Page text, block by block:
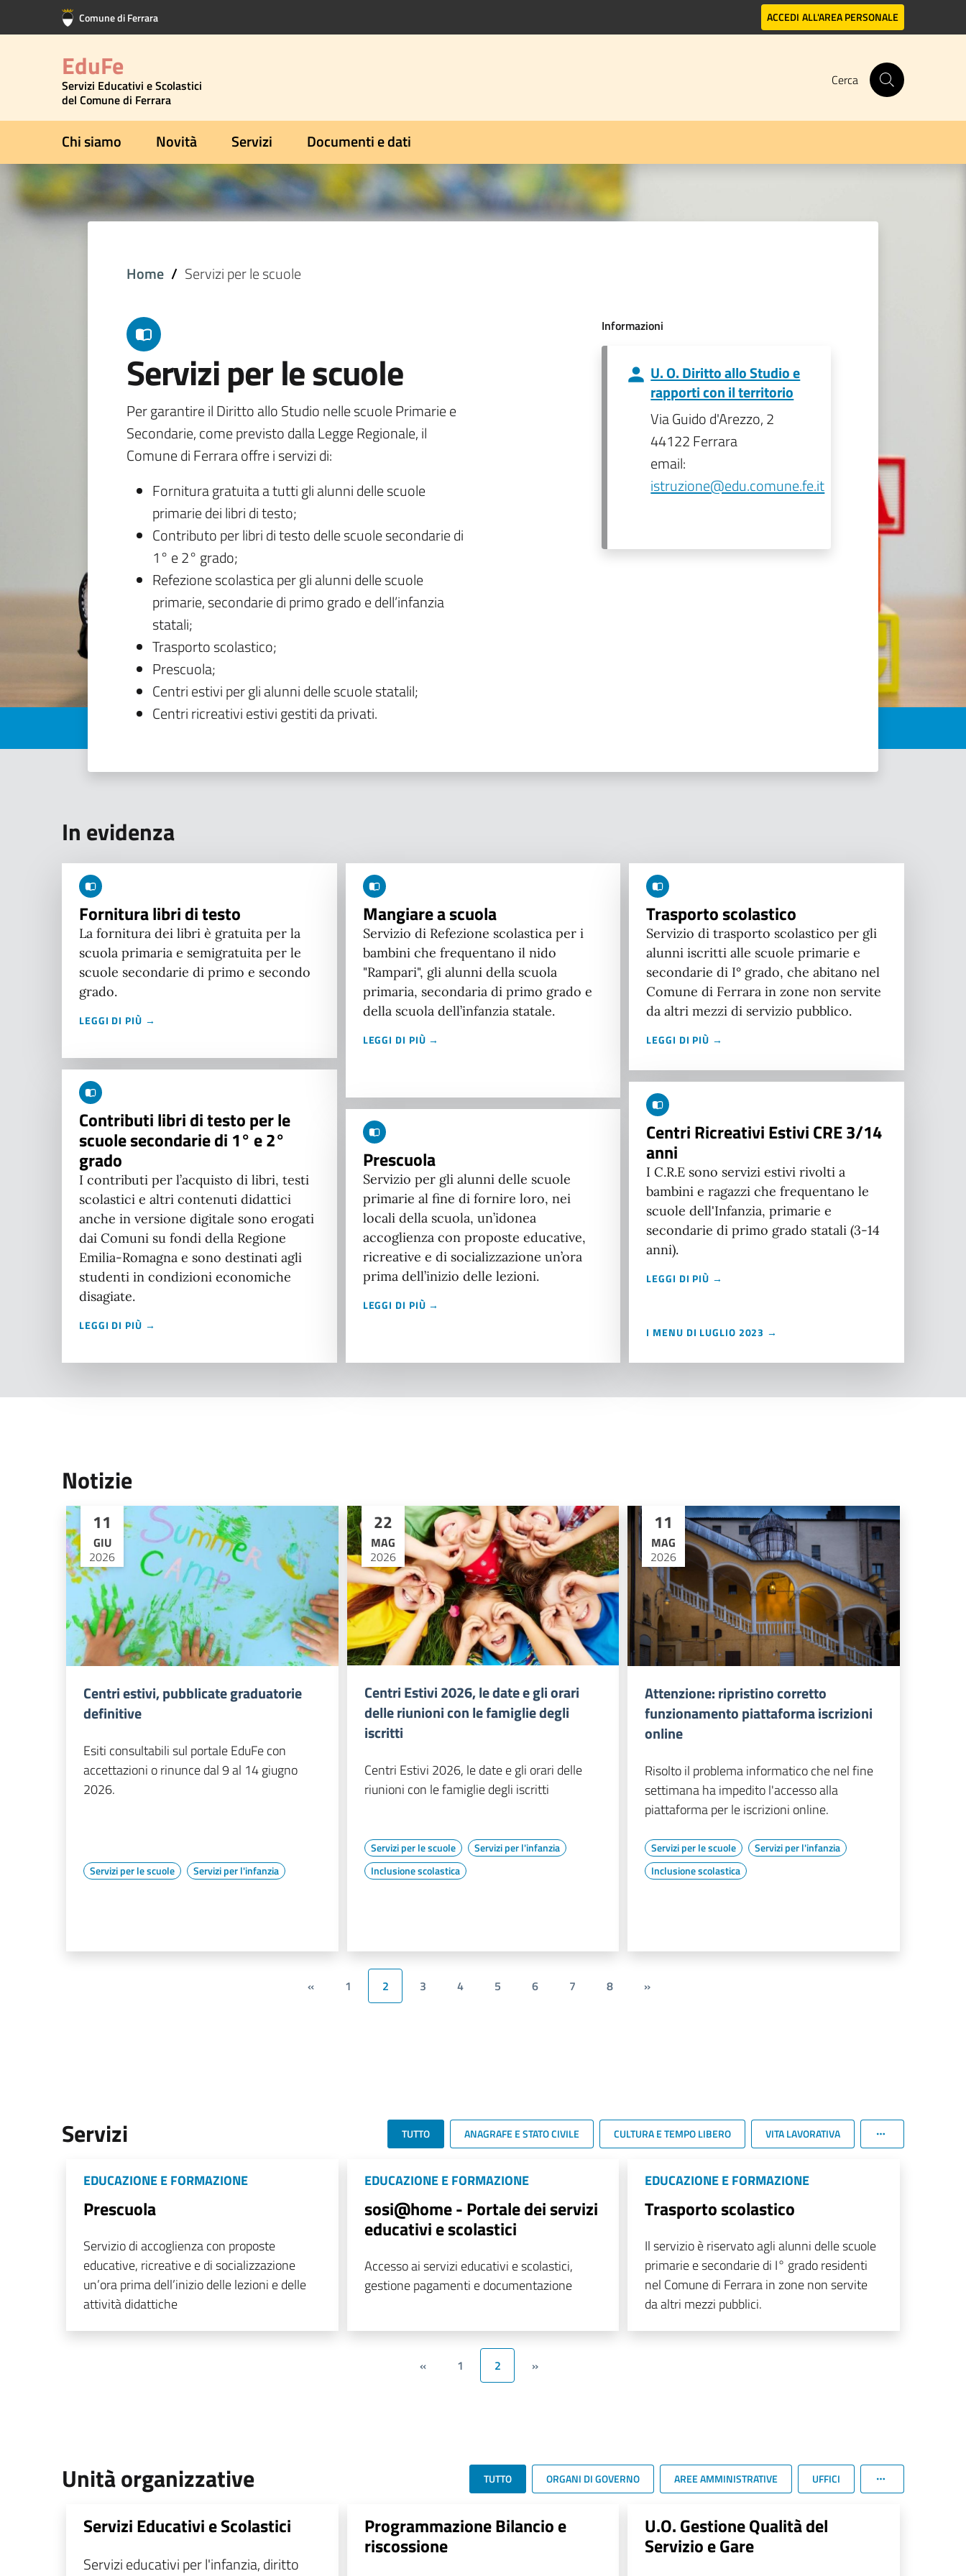
Vai al contenuto principale
Vai al footer Comune di Ferrara ACCEDI ALL'AREA PERSONALE
EduFe
Servizi Educativi e Scolastici
del Comune di Ferrara
Cerca
Chi siamo Novità Servizi Documenti e dati
Home Servizi per le scuole
Servizi per le scuole
Per garantire il Diritto allo Studio nelle scuole Primarie e
Secondarie, come previsto dalla Legge Regionale, il
Comune di Ferrara offre i servizi di:
Fornitura gratuita a tutti gli alunni delle scuole
primarie dei libri di testo;
Contributo per libri di testo delle scuole secondarie di
1° e 2° grado;
Refezione scolastica per gli alunni delle scuole
primarie, secondarie di primo grado e dell’infanzia
statali;
Trasporto scolastico;
Prescuola;
Centri estivi per gli alunni delle scuole statalil;
Centri ricreativi estivi gestiti da privati.
Informazioni
U. O. Diritto allo Studio e
rapporti con il territorio
Via Guido d'Arezzo, 2
44122 Ferrara
email:
istruzione@edu.comune.fe.it
In evidenza
Fornitura libri di testo
La fornitura dei libri è gratuita per la
scuola primaria e semigratuita per le
scuole secondarie di primo e secondo
grado.
LEGGI DI PIÙ →
Contributi libri di testo per le
scuole secondarie di 1° e 2°
grado
I contributi per l’acquisto di libri, testi
scolastici e altri contenuti didattici
anche in versione digitale sono erogati
dai Comuni su fondi della Regione
Emilia-Romagna e sono destinati agli
studenti in condizioni economiche
disagiate.
LEGGI DI PIÙ →
Mangiare a scuola
Servizio di Refezione scolastica per i
bambini che frequentano il nido
"Rampari", gli alunni della scuola
primaria, secondaria di primo grado e
della scuola dell’infanzia statale.
LEGGI DI PIÙ →
Prescuola
Servizio per gli alunni delle scuole
primarie al fine di fornire loro, nei
locali della scuola, un’idonea
accoglienza con proposte educative,
ricreative e di socializzazione un’ora
prima dell’inizio delle lezioni.
LEGGI DI PIÙ →
Trasporto scolastico
Servizio di trasporto scolastico per gli
alunni iscritti alle scuole primarie e
secondarie di I° grado, che abitano nel
Comune di Ferrara in zone non servite
da altri mezzi di servizio pubblico.
LEGGI DI PIÙ →
Centri Ricreativi Estivi CRE 3/14
anni
I C.R.E sono servizi estivi rivolti a
bambini e ragazzi che frequentano le
scuole dell'Infanzia, primarie e
secondarie di primo grado statali (3-14
anni).
LEGGI DI PIÙ →
I MENU DI LUGLIO 2023 →
Notizie
11
GIU
2026
Centri estivi, pubblicate graduatorie
definitive
Esiti consultabili sul portale EduFe con
accettazioni o rinunce dal 9 al 14 giugno
2026.
Servizi per le scuole Servizi per l'infanzia
22
MAG
2026
Centri Estivi 2026, le date e gli orari
delle riunioni con le famiglie degli
iscritti
Centri Estivi 2026, le date e gli orari delle
riunioni con le famiglie degli iscritti
Servizi per le scuole
Servizi per l'infanzia
Inclusione scolastica
11
MAG
2026
Attenzione: ripristino corretto
funzionamento piattaforma iscrizioni
online
Risolto il problema informatico che nel fine
settimana ha impedito l'accesso alla
piattaforma per le iscrizioni online.
Servizi per le scuole
Servizi per l'infanzia
Inclusione scolastica
« 1 2 3 4 5 6 7 8 »
Servizi TUTTO ANAGRAFE E STATO CIVILE CULTURA E TEMPO LIBERO VITA LAVORATIVA
EDUCAZIONE E FORMAZIONE
Prescuola
Servizio di accoglienza con proposte
educative, ricreative e di socializzazione
un’ora prima dell’inizio delle lezioni e delle
attività didattiche
EDUCAZIONE E FORMAZIONE
sosi@home - Portale dei servizi
educativi e scolastici
Accesso ai servizi educativi e scolastici,
gestione pagamenti e documentazione
EDUCAZIONE E FORMAZIONE
Trasporto scolastico
Il servizio è riservato agli alunni delle scuole
primarie e secondarie di I° grado residenti
nel Comune di Ferrara in zone non servite
da altri mezzi pubblici.
« 1 2 »
Unità organizzative TUTTO ORGANI DI GOVERNO AREE AMMINISTRATIVE UFFICI
Servizi Educativi e Scolastici
Servizi educativi per l'infanzia, diritto
Programmazione Bilancio e
riscossione
U.O. Gestione Qualità del
Servizio e Gare